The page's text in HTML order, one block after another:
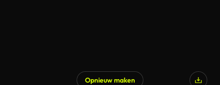
Opnieuw maken